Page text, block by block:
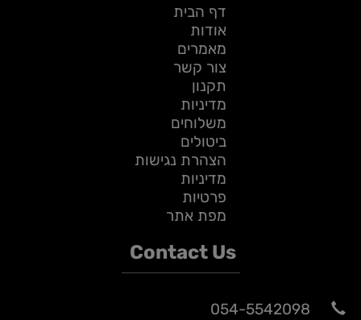
דף הבית
אודות
מאמרים
צור קשר
תקנון
מדיניות
משלוחים
ביטולים
הצהרת נגישות
מדיניות
פרטיות
מפת אתר
Contact Us
054-5542098